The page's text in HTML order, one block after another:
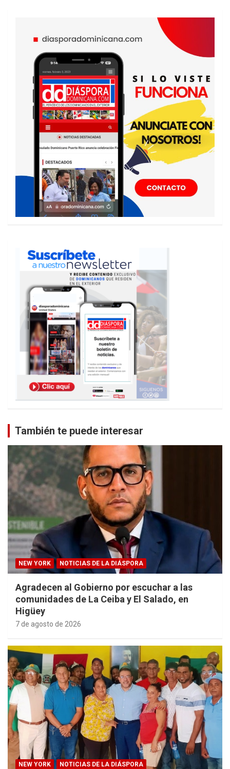
También te puede interesar
NEW YORK NOTICIAS DE LA DIÁSPORA
Agradecen al Gobierno por escuchar a las
comunidades de La Ceiba y El Salado, en
Higüey
7 de agosto de 2026
NEW YORK NOTICIAS DE LA DIÁSPORA